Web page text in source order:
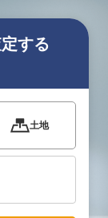
する
土地